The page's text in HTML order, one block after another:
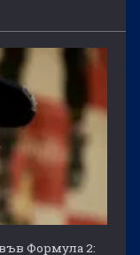
Формула 2: